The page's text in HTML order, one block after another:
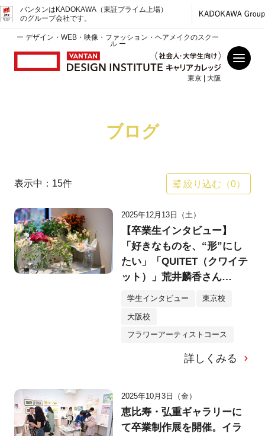
バンタンはKADOKAWA（東証プライム上場）
のグループ会社です。
ー デザイン・WEB・映像・ファッション・ヘアメイクのスクー
ル ー
東京 | 大阪
ブログ
表示中： 15件 絞り込む（0）
2025年12月13日（土）
【卒業生インタビュー】
「好きなものを、“形”にし
たい」「QUITET（クワイテ
ット）」荒井麟香さん
（25）
学生インタビュー 東京校
大阪校
フラワーアーティストコース
詳しくみる
2025年10月3日（金）
恵比寿・弘重ギャラリーに
て卒業制作展を開催。イラ